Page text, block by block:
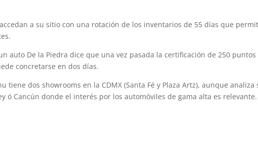
a su sitio con una rotación de los inventarios de 55 días que
auto De la Piedra dice que una vez pasada la certificación de 250 puntos
concretarse en dos días.
tiene dos showrooms en la CDMX (Santa Fé y Plaza Artz), aunque analiza
ó Cancún donde el interés por los automóviles de gama alta es relevante.